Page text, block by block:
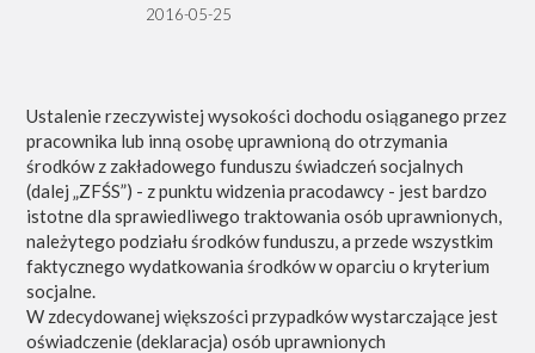
2016-05-25
Ustalenie rzeczywistej wysokości dochodu osiąganego przez
pracownika lub inną osobę uprawnioną do otrzymania
środków z zakładowego funduszu świadczeń socjalnych
(dalej „ZFŚS”) - z punktu widzenia pracodawcy - jest bardzo
istotne dla sprawiedliwego traktowania osób uprawnionych,
należytego podziału środków funduszu, a przede wszystkim
faktycznego wydatkowania środków w oparciu o kryterium
socjalne.
W zdecydowanej większości przypadków wystarczające jest
oświadczenie (deklaracja) osób uprawnionych